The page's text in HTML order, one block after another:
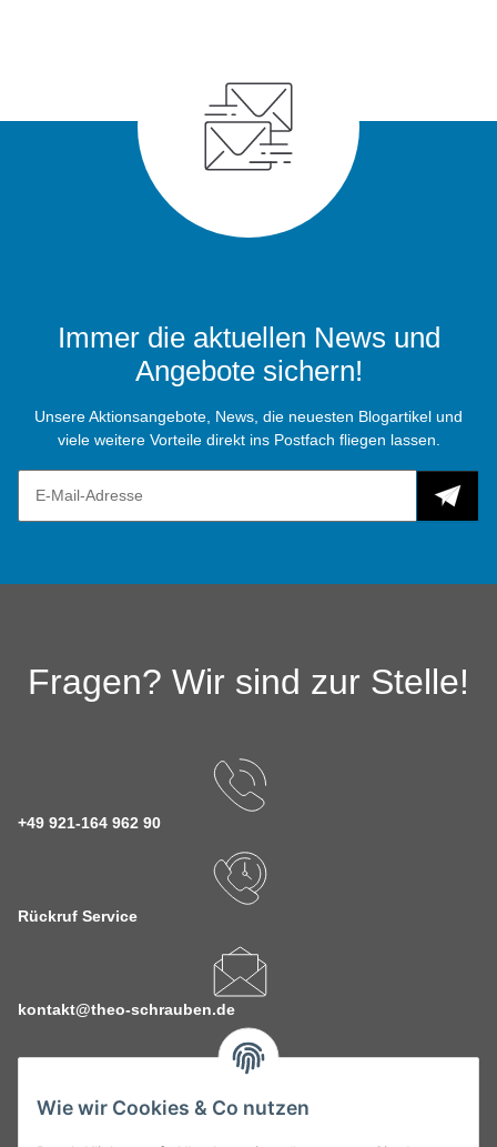
Wie wir Cookies & Co nutzen
Immer die aktuellen News und
Angebote sichern!
Unsere Aktionsangebote, News, die neuesten Blogartikel und
viele weitere Vorteile direkt ins Postfach fliegen lassen.
Fragen? Wir sind zur Stelle!
+49 921-164 962 90
Rückruf Service
kontakt@theo-schrauben.de